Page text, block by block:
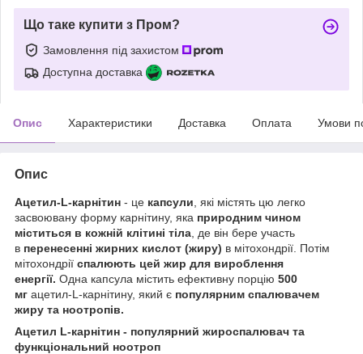
Що таке купити з Пром?
Замовлення під захистом
Доступна доставка
Опис Характеристики Доставка Оплата Умови
Опис
Ацетил-L-карнітин - це капсули , які містять цю легко
засвоювану форму карнітину, яка природним чином
міститься в кожній клітині тіла , де він бере участь
в перенесенні жирних кислот (жиру) в мітохондрії. Потім
мітохондрії спалюють цей жир для вироблення
енергії. Одна капсула містить ефективну порцію 500
мг ацетил-L-карнітину, який є популярним спалювачем
жиру та ноотропів.
Ацетил L-карнітин - популярний жироспалювач та
функціональний ноотроп